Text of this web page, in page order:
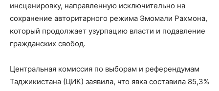
инсценировку, направленную исключительно на
сохранение авторитарного режима Эмомали Рахмона,
который продолжает узурпацию власти и подавление
гражданских свобод.
Центральная комиссия по выборам и референдумам
Таджикистана (ЦИК) заявила, что явка составила 85,3%